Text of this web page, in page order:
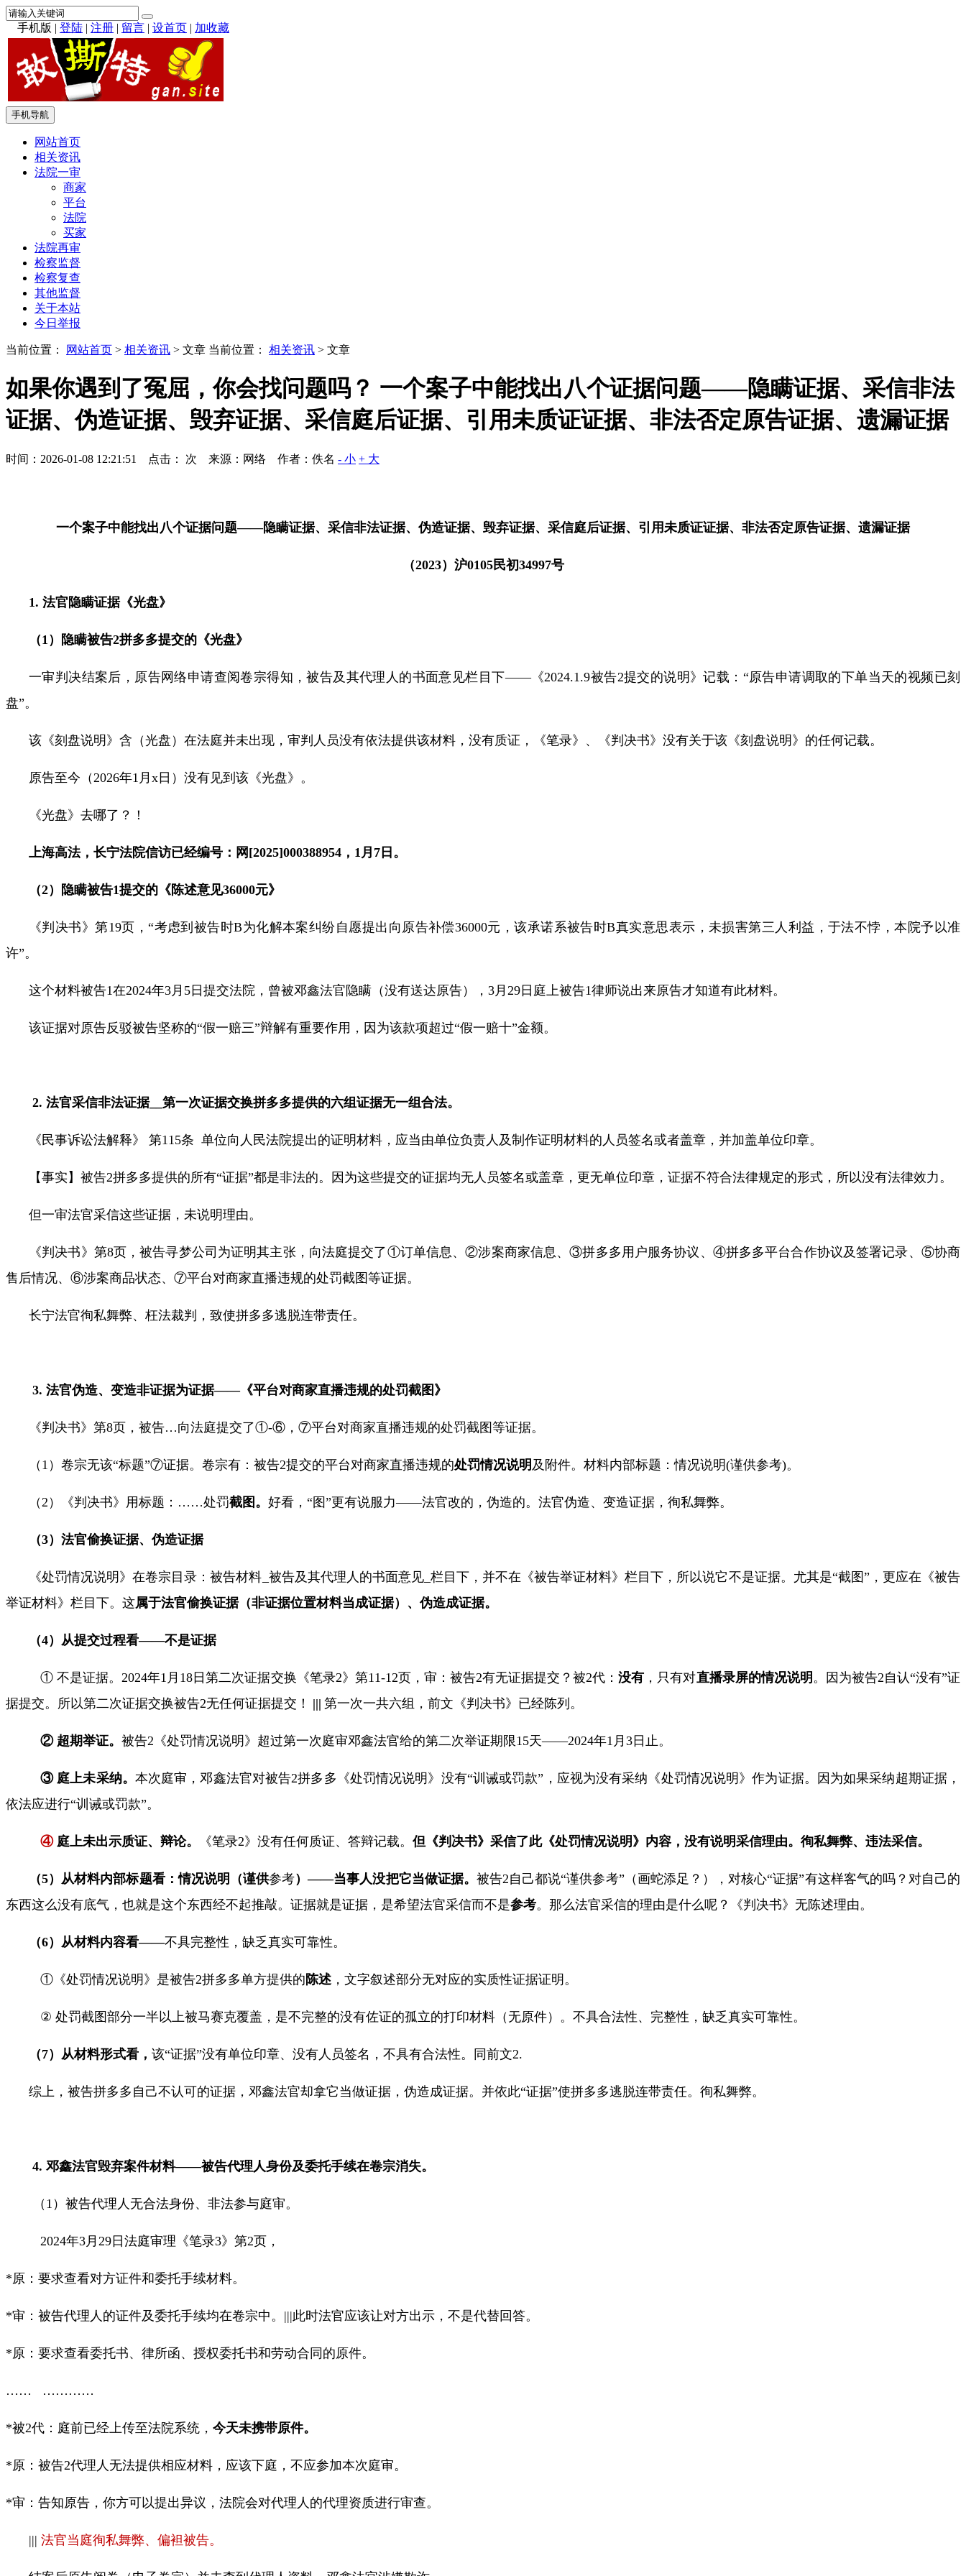
手机版 | 登陆 | 注册 | 留言 | 设首页 | 加收藏
手机导航
网站首页
相关资讯
法院一审
商家
平台
法院
买家
法院再审
检察监督
检察复查
其他监督
关于本站
今日举报
当前位置： 网站首页 > 相关资讯 > 文章 当前位置： 相关资讯 > 文章
如果你遇到了冤屈，你会找问题吗？ 一个案子中能找出八个证据问题——隐瞒证据、采信非法
证据、伪造证据、毁弃证据、采信庭后证据、引用未质证证据、非法否定原告证据、遗漏证据
时间：2026-01-08 12:21:51 点击： 次 来源：网络 作者：佚名 - 小 + 大
一个案子中能找出八个证据问题——隐瞒证据、采信非法证据、伪造证据、毁弃证据、采信庭后证据、引用未质证证据、非法否定原告证据、遗漏证据
（2023）沪0105民初34997号
1. 法官隐瞒证据《光盘》
（1 ）隐瞒被告2拼多多提交的《光盘》
一审判决结案后，原告网络申请查阅卷宗得知，被告及其代理人的书面意见栏目下——《2024.1.9被告2提交的说明》记载： “原告申请调取的下单当天的视频已刻
盘”。
该《刻盘说明》含（光盘）在法庭并未出现，审判人员没有依法提供该材料，没有质证，《笔录》、《判决书》没有关于该《刻盘说明》的任何记载。
原告至今（ 2026年1 月 x日）没有见到该《光盘》。
《光盘》去哪了？！
上海高法，长宁法院信访已经编号：网 [2025]000388954 ， 1 月 7 日。
（2）隐瞒被告1提交的《陈述意见36000元》
《判决书》第19页，“考虑到被告时B为化解本案纠纷自愿提出向原告补偿36000元，该承诺系被告时B真实意思表示，未损害第三人利益，于法不悖，本院予以准
许”。
这个材料被告1在2024年3 月 5日提交法院，曾被邓鑫法官隐瞒（没有送达原告）， 3 月 29日庭上被告1律师说出来原告才知道有此材料。
该证据对原告反驳被告坚称的“假一赔三”辩解有重要作用，因为该款项超过“假一赔十”金额。
2.法官采信非法证据__第一次证据交换拼多多提供的六组证据无一组合法。
《民事诉讼法解释》 第115条 单位向人民法院提出的证明材料，应当由单位负责人及制作证明材料的人员签名或者盖章，并加盖单位印章。
【事实】被告2拼多多提供的所有“证据”都是非法的。因为这些提交的证据均无人员签名或盖章，更无单位印章，证据不符合法律规定的形式，所以没有法律效力。
但一审法官采信这些证据，未说明理由。
《判决书》第8页，被告寻梦公司为证明其主张，向法庭提交了①订单信息、②涉案商家信息、③拼多多用户服务协议、④拼多多平台合作协议及签署记录、⑤协商
售后情况、⑥涉案商品状态、⑦平台对商家直播违规的处罚截图等证据。
长宁法官徇私舞弊、枉法裁判，致使拼多多逃脱连带责任。
3.法官伪造、变造非证据为证据——《平台对商家直播违规的处罚截图》
《判决书》第8页，被告…向法庭提交了①-⑥，⑦平台对商家直播违规的处罚截图等证据。
（ 1 ）卷宗无该“标题”⑦证据。 卷宗有：被告2提交的平台对商家直播违规的处罚情况说明 及附件。材料内部标题：情况说明(谨供参考)。
（ 2 ）《判决书》用标题： ……处罚截图。 好看，“图”更有说服力——法官改的，伪造的。法官伪造、变造证据，徇私舞弊。
（3）法官偷换证据、伪造证据
《处罚情况说明》在卷宗目录：被告材料 被告及其代理人的书面意见_ 栏目下，并不在《被告举证材料》栏目下，所以说它不是证据。尤其是“截图”，更应在《被告
举证材料》栏目下。这属于法官偷换证据（非证据位置材料当成证据）、伪造成证据。
（4）从提交过程看——不是证据
① 不是证据。 2024年1 月 18日第二次证据交换《笔录2》第11-12页，审：被告2有无证据提交 ？被2代：没有 ，只有对直播录屏的情况说明 。因为被告2自认“没有”证
据提交。所以第二次证据交换被告2无任何证据提交！ ||| 第一次一共六组，前文《判决书》已经陈列。
② 超期举证。 被告2 《处罚情况说明》超过第一次庭审邓鑫法官给的第二次举证期限15天——2024年1 月 3日止。
③ 庭上未采纳。 本次庭审，邓鑫法官对被告2拼多多《处罚情况说明》没有“训诫或罚款” ，应视为没有采纳《处罚情况说明》作为证据。因为如果采纳超期证据，
依法应进行“训诫或罚款”。
④ 庭上未出示质证、辩论。 《笔录2》没有任何质证、答辩记载。 但《判决书》采信了此《处罚情况说明》内容，没有说明采信理由。徇私舞弊、违法采信。
（5）从材料内部标题看：情况说明（谨供参考）——当事人没把它当做证据。 被告2自己都说“谨供参考”（画蛇添足？），对核心“证据”有这样客气的吗？对自己的
东西这么没有底气，也就是这个东西经不起推敲。证据就是证据，是希望法官采信而不是参考。那么法官采信的理由是什么呢？《判决书》无陈述理由。
（6）从材料内容看——不具完整性，缺乏真实可靠性。
①《处罚情况说明》是被告2拼多多单方提供的 陈述 ，文字叙述部分无对应的实质性证据证明。
② 处罚截图部分一半以上被马赛克覆盖，是不完整的没有佐证的孤立的打印材料（无原件）。不具合法性、完整性，缺乏真实可靠性。
（7）从材料形式看， 该“证据”没有单位印章、没有人员签名，不具有合法性。同前文2.
综上，被告拼多多自己不认可的证据，邓鑫法官却拿它当做证据，伪造成证据。并依此“证据”使拼多多逃脱连带责任。徇私舞弊。
4.邓鑫法官毁弃案件材料——被告代理人身份及委托手续在卷宗消失。
（ 1 ）被告代理人无合法身份、非法参与庭审。
2024年3 月 29日法庭审理《笔录3》第2页，
*原：要求查看对方证件和委托手续材料。
*审 ：被告代理人的证件及委托手续均在卷宗中。 |||此时法官应该让对方出示，不是代替回答。
*原：要求查看委托书、律所函、授权委托书和劳动合同的原件。
…… …………
*被2代：庭前已经上传至法院系统， 今天未携带原件。
*原：被告2代理人无法提供相应材料，应该下庭，不应参加本次庭审。
*审：告知原告， 你方可以提出异议，法院会对代理人的代理资质进行审查。
||| 法官当庭徇私舞弊、偏袒被告。